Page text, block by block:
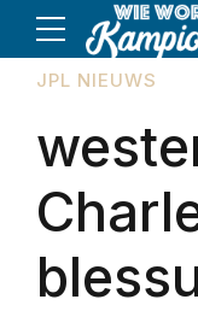
JPL NIEUWS